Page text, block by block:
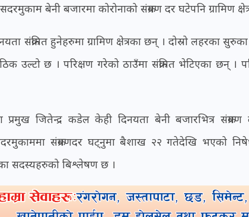
बेनी बजारमा कोरोनाको संक्रमण दर घटेपनि ग्रामिण
संक्रमित हुनेहरुमा ग्रामिण क्षेत्रका छन् । दोस्रो लहरका
उल्टो छ । परिक्षण गरेको ठाउँमा संक्रमित भेटिएका छन् ।
जितेन्द्र कडेल केही दिनयता बेनी बजारभित्र संक्रमण
संक्रमणदर घट्नुमा बैशाख २२ गतेदेखि भएको
सदस्यहरुको बिश्लेषण छ ।